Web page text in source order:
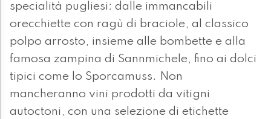
specialità pugliesi: dalle immancabili
orecchiette con ragù di braciole, al classico
polpo arrosto, insieme alle bombette e alla
famosa zampina di Sannmichele, fino ai dolci
tipici come lo Sporcamuss. Non
mancheranno vini prodotti da vitigni
autoctoni, con una selezione di etichette